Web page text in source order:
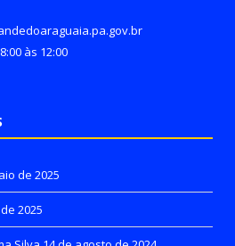
às 12:00
de 2025
2025